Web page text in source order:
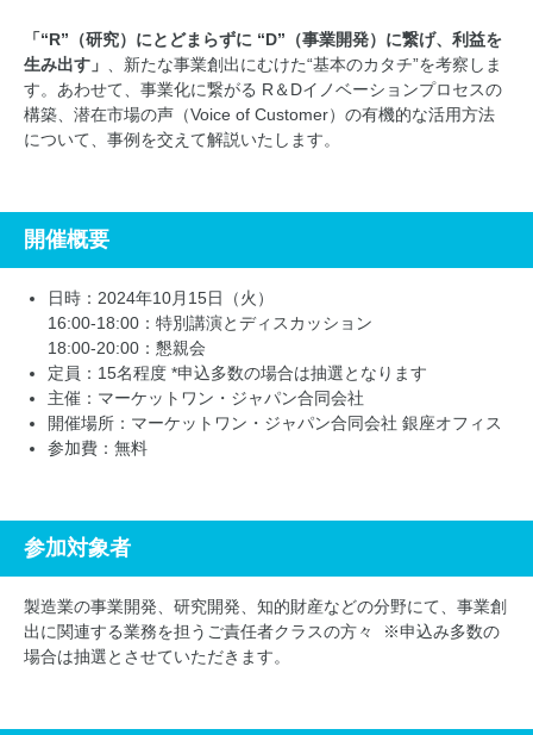
「“R”（研究）にとどまらずに “D”（事業開発）に繋げ、利益を
生み出す」
、新たな事業創出にむけた“基本のカタチ”を考察しま
す。あわせて、事業化に繋がる R＆Dイノベーションプロセスの
構築、潜在市場の声（Voice of Customer）の有機的な活用方法
について、事例を交えて解説いたします。
開催概要
日時：2024年10月15日（火）
16:00-18:00：特別講演とディスカッション
18:00-20:00：懇親会
定員：15名程度 *申込多数の場合は抽選となります
主催：マーケットワン・ジャパン合同会社
開催場所：マーケットワン・ジャパン合同会社 銀座オフィス
参加費：無料
参加対象者
製造業の事業開発、研究開発、知的財産などの分野にて、事業創
出に関連する業務を担うご責任者クラスの方々 ※申込み多数の
場合は抽選とさせていただきます。